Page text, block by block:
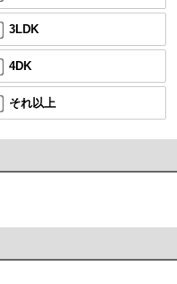
3LDK
4DK
それ以上